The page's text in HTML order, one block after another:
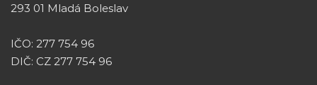
293 01 Mladá Boleslav
IČO: 277 754 96
DIČ: CZ 277 754 96